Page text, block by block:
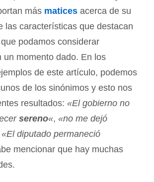
más matices acerca de su
las características que destacan
podamos considerar
un momento dado. En los
de este artículo, podemos
de los sinónimos y esto nos
resultados: «El gobierno no
sereno«, «no me dejó
«El diputado permaneció
mencionar que hay muchas